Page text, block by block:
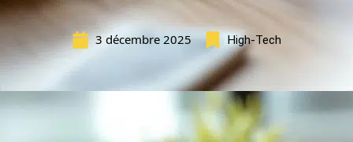
3 décembre 2025 High-Tech